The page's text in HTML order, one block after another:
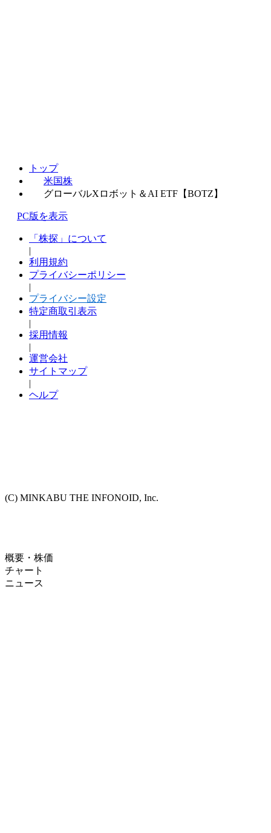
トップ
米国株
グローバルXロボット＆AI ETF【BOTZ】
PC版を表示
「株探」について
|
利用規約
プライバシーポリシー
|
プライバシー設定
特定商取引表示
|
採用情報
|
運営会社
サイトマップ
|
ヘルプ
(C) MINKABU THE INFONOID, Inc.
概要・株価
チャート
ニュース